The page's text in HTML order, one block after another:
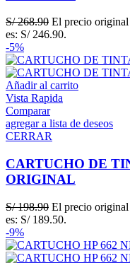
S/268.90 El precio original
es: S/ 246.90.
-5%
Añadir al carrito
Vista Rapida
Comparar
agregar a lista de deseos
CERRAR
CARTUCHO DE
ORIGINAL
S/198.90 El precio original
es: S/ 189.50.
-9%